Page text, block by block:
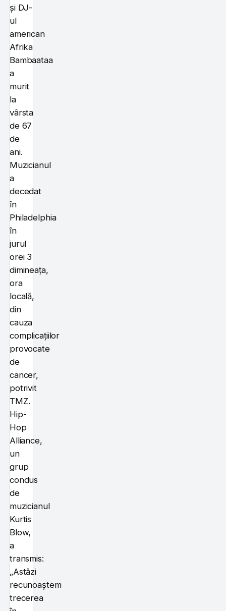
și DJ-
ul
american
Afrika
Bambaataa
a
murit
la
vârsta
de 67
de
ani.
Muzicianul
a
decedat
în
Philadelphia
în
jurul
orei 3
dimineața,
ora
locală,
din
cauza
complicațiilor
provocate
de
cancer,
potrivit
TMZ.
Hip-
Hop
Alliance,
un
grup
condus
de
muzicianul
Kurtis
Blow,
a
transmis:
„Astăzi
recunoaștem
trecerea